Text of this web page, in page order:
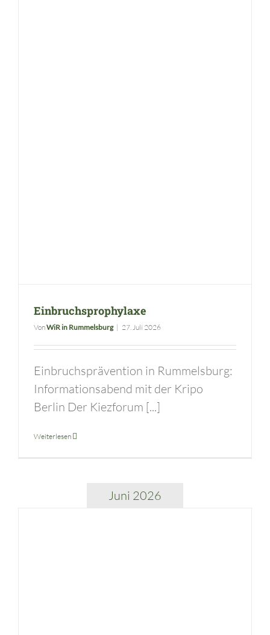
Einbruchsprophylaxe
VonWiR in Rummelsburg | 27. Juli 2026
Einbruchsprävention in Rummelsburg:
Informationsabend mit der Kripo
Berlin Der Kiezforum [...]
Weiterlesen
Juni 2026